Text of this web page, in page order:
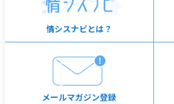
情シスナビとは？
メールマガジン登録